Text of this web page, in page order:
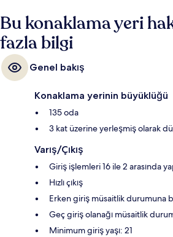
Bu konaklama yeri
fazla bilgi
Genel bakış
Konaklama yerinin büyüklüğü
135 oda
3 kat üzerine yerleşmiş olarak
Varış/Çıkış
Giriş işlemleri 16 ile 2 arasında
Hızlı çıkış
Erken giriş müsaitlik durumuna
Geç giriş olanağı müsaitlik
Minimum giriş yaşı: 21